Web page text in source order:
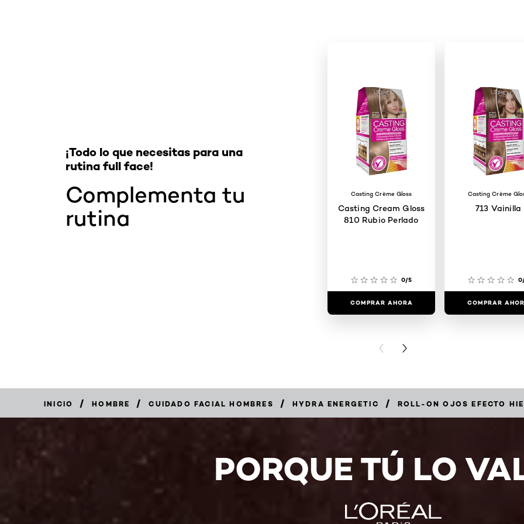
Complementa tu
rutina
¡Todo lo que necesitas para una
rutina full face!
Casting Crème Gloss
Casting Cream Gloss
810 Rubio Perlado
0/5
COMPRAR AHORA
Casting Crème
713 Vainilla
COMPRAR
PREVIOUS CARD
NEXT CARD
INICIO / HOMBRE / CUIDADO FACIAL HOMBRES / HYDRA ENERGETIC / ROLL-ON OJOS EFECTO
PORQUE TÚ LO